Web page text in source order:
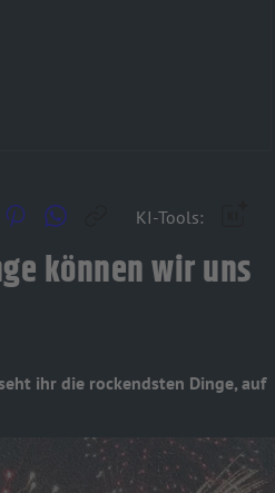
KI-Tools:
können wir uns
ihr die rockendsten Dinge, auf